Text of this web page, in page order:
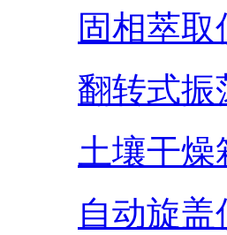
固相萃取
翻转式振
土壤干燥
自动旋盖